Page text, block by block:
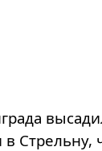
Стрельну,